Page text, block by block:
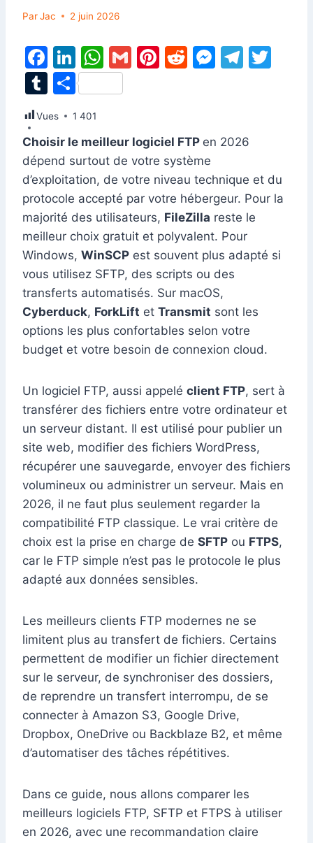
ParJac 2 juin 2026
F
a
c
e
b
o
o
k
Li
n
k
e
dI
n
W
h
at
A
p
p
G
Pi
st
R
t
M
e
n
g
er
T
a
m
T
m
bl
r
P
ar
ta
g
er
Vues 1 401
Choisir le meilleur logiciel FTP en 2026
dépend surtout de votre système
d’exploitation, de votre niveau technique et du
protocole accepté par votre hébergeur. Pour la
majorité des utilisateurs, FileZilla reste le
meilleur choix gratuit et polyvalent. Pour
Windows, WinSCP est souvent plus adapté si
vous utilisez SFTP, des scripts ou des
transferts automatisés. Sur macOS,
Cyberduck, ForkLift et Transmit sont les
options les plus confortables selon votre
budget et votre besoin de connexion cloud.
Un logiciel FTP, aussi appelé client FTP, sert à
transférer des fichiers entre votre ordinateur et
un serveur distant. Il est utilisé pour publier un
site web, modifier des fichiers WordPress,
récupérer une sauvegarde, envoyer des fichiers
volumineux ou administrer un serveur. Mais en
2026, il ne faut plus seulement regarder la
compatibilité FTP classique. Le vrai critère de
choix est la prise en charge de SFTP ou FTPS,
car le FTP simple n’est pas le protocole le plus
adapté aux données sensibles.
Les meilleurs clients FTP modernes ne se
limitent plus au transfert de fichiers. Certains
permettent de modifier un fichier directement
sur le serveur, de synchroniser des dossiers,
de reprendre un transfert interrompu, de se
connecter à Amazon S3, Google Drive,
Dropbox, OneDrive ou Backblaze B2, et même
d’automatiser des tâches répétitives.
Dans ce guide, nous allons comparer les
meilleurs logiciels FTP, SFTP et FTPS à utiliser
en 2026, avec une recommandation claire